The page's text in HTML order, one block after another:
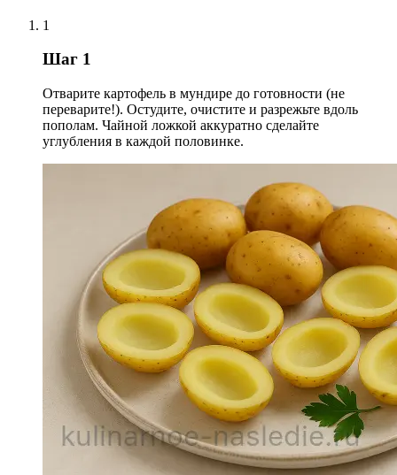
1
Шаг 1
Отварите картофель в мундире до готовности (не
переварите!). Остудите, очистите и разрежьте вдоль
пополам. Чайной ложкой аккуратно сделайте
углубления в каждой половинке.